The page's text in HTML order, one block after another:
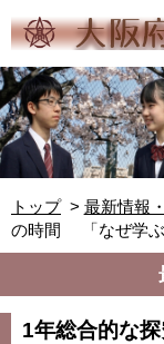
トップ 最新情報
の時間 「なぜ学ぶ
1年総合的な